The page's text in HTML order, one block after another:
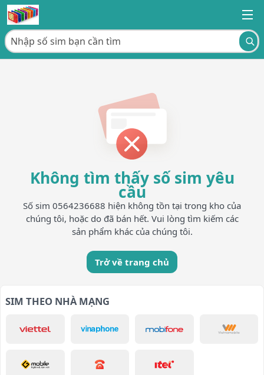
Không tìm thấy số sim yêu
cầu
Số sim 0564236688 hiện không tồn tại trong kho của
chúng tôi, hoặc do đã bán hết. Vui lòng tìm kiếm các
sản phẩm khác của chúng tôi.
Trở về trang chủ
SIM THEO NHÀ MẠNG